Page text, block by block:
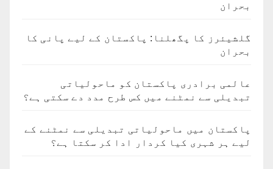
بحران
گلشیئرز کا پگھلنا: پاکستان کے لیے پانی کا
بحران
عالمی برادری پاکستان کو ماحولیاتی
تبدیلی سے نمٹنے میں کس طرح مدد دے سکتی ہے؟
پاکستان میں ماحولیاتی تبدیلی سے نمٹنے کے
لیے ہر شہری کیا کردار ادا کر سکتا ہے؟